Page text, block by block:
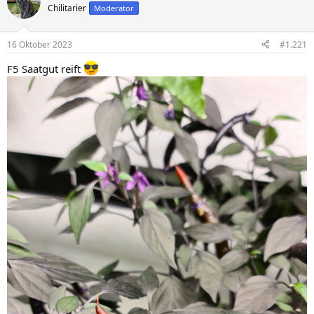
t
i
e
:
Chilitarier Moderator
16 Oktober 2023 #1.221
F5 Saatgut reift